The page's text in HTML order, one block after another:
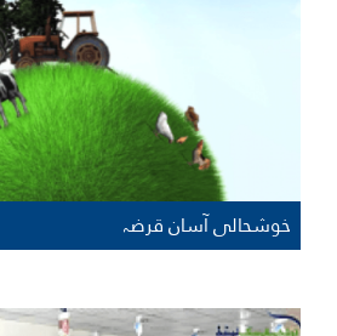
خوشحالی آسان قرضہ